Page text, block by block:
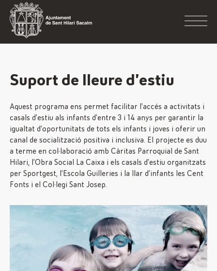
Suport de lleure d’estiu
Aquest programa ens permet facilitar l’accés a activitats i
casals d’estiu als infants d’entre 3 i 14 anys per garantir la
igualtat d’oportunitats de tots els infants i joves i oferir un
canal de socialització positiva i inclusiva. El projecte es duu
a terme en col·laboració amb Càritas Parroquial de Sant
Hilari, l’Obra Social La Caixa i els casals d’estiu organitzats
per Sportgest, l’Escola Guilleries i la llar d’infants les Cent
Fonts i el Col·legi Sant Josep.